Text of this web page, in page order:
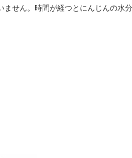
ません。時間が経つとにんじんの水